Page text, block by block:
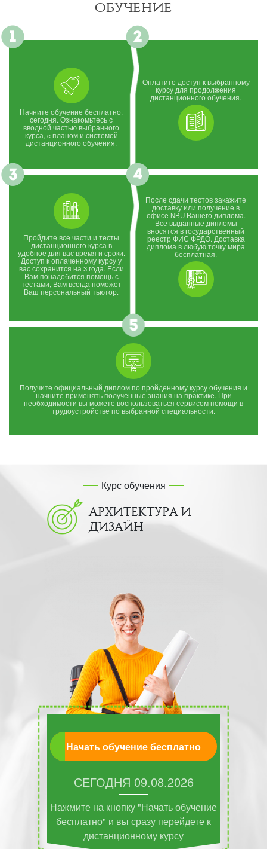
обучение
Начните обучение бесплатно,
сегодня. Ознакомьтесь с
вводной частью выбранного
курса, c планом и системой
дистанционного обучения.
Оплатите доступ к выбранному
курсу для продолжения
дистанционного обучения.
Пройдите все части и тесты
дистанционного курса в
удобное для вас время и сроки.
Доступ к оплаченному курсу у
вас сохранится на 3 года. Если
Вам понадобится помощь с
тестами, Вам всегда поможет
Ваш персональный тьютор.
После сдачи тестов закажите
доставку или получение в
офисе NBU Вашего диплома.
Все выданные дипломы
вносятся в государственный
реестр ФИС ФРДО. Доставка
диплома в любую точку мира
бесплатная.
Получите официальный диплом по пройденному курсу обучения и
начните применять полученные знания на практике. При
необходимости вы можете воспользоваться сервисом помощи в
трудоустройстве по выбранной специальности.
Курс обучения
АРХИТЕКТУРА И
ДИЗАЙН
Начать обучение бесплатно
СЕГОДНЯ 09.08.2026
Нажмите на кнопку "Начать обучение
бесплатно" и вы сразу перейдете к
дистанционному курсу